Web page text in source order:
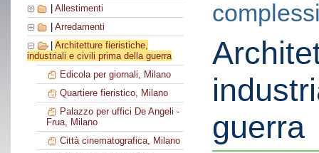
Allestimenti
Arredamenti
Architetture fieristiche,
industriali e civili prima della guerra
Edicola per giornali, Milano
Quartiere fieristico, Milano
Palazzo per uffici De Angeli -
Frua, Milano
Città cinematografica, Milano
guerra